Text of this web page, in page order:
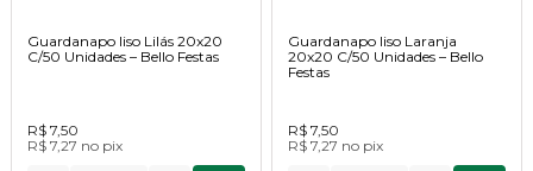
Guardanapo liso Lilás 20x20
C/50 Unidades – Bello Festas
R$ 7,50
R$ 7,27 no pix
Guardanapo liso Laranja
20x20 C/50 Unidades – Bello
Festas
R$ 7,50
R$ 7,27 no pix